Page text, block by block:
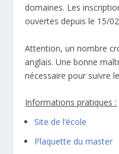
domaines. Les
ouvertes depuis le 15/
Attention, un nombre
anglais. Une bonne
nécessaire pour suivre
Informations pratiques :
Site de l’école
Plaquette du master